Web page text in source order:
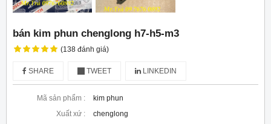
bán kim phun chenglong h7-h5-m3
(138 đánh giá)
SHARE TWEET LINKEDIN
Mã sản phẩm :
kim phun
Xuất xứ :
chenglong